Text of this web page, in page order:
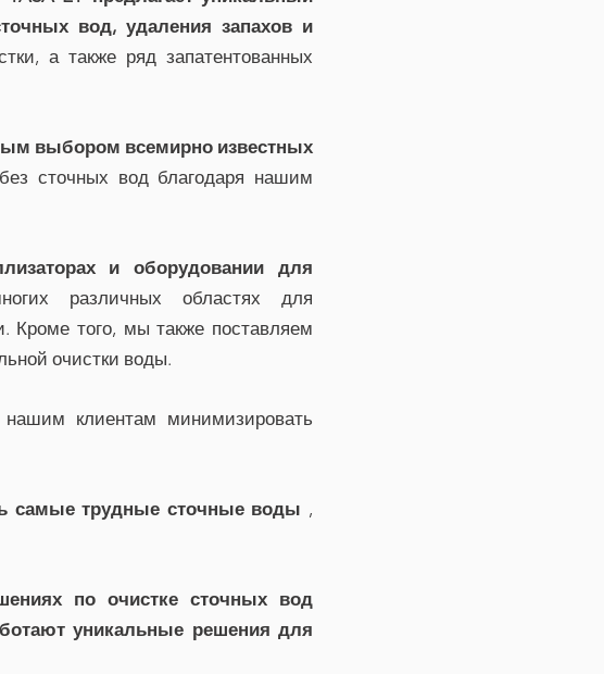
вод, удаления запахов и
а также ряд запатентованных
выбором всемирно известных
сточных вод благодаря нашим
и оборудовании для
различных областях для
Кроме того, мы также поставляем
очистки воды.
нашим клиентам минимизировать
самые трудные сточные воды ,
по очистке сточных вод
уникальные решения для